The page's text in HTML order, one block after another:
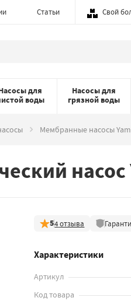
Статьи Свой
для
воды
Насосы для
грязной воды
Мембранные насосы
насос
54 отзыва
Характеристики
Артикул
Код товара